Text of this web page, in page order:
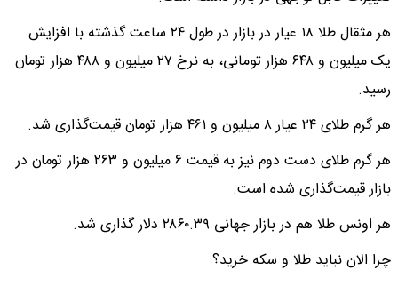
هر مثقال طلا ۱۸ عیار در بازار در طول ۲۴ ساعت گذشته با افزایش
یک میلیون و ۶۴۸ هزار تومانی، به نرخ ۲۷ میلیون و ۴۸۸ هزار تومان
رسید.
هر گرم طلای ۲۴ عیار ۸ میلیون و ۴۶۱ هزار تومان قیمت‌گذاری شد.
هر گرم طلای دست دوم نیز به قیمت ۶ میلیون و ۲۶۳ هزار تومان در
بازار قیمت‌گذاری شده است.
هر اونس طلا هم در بازار جهانی ۲۸۶۰.۳۹ دلار گذاری شد.
چرا الان نباید طلا و سکه خرید؟